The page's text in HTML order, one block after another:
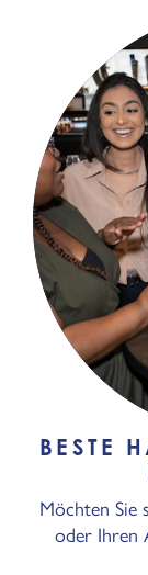
BESTE
Möchten Sie
oder Ihren